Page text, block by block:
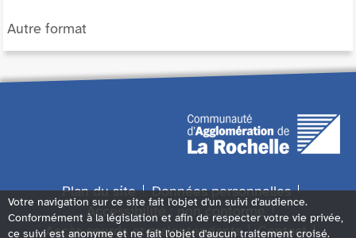
Autre format
Plan du site
Données personnelles
Accessibilité : non conforme
Accès sourds et malentendants
Contact
Votre navigation sur ce site fait l'objet d'un suivi d'audience.
Conformément à la législation et afin de respecter votre vie privée,
ce suivi est anonyme et ne fait l'objet d'aucun traitement croisé.